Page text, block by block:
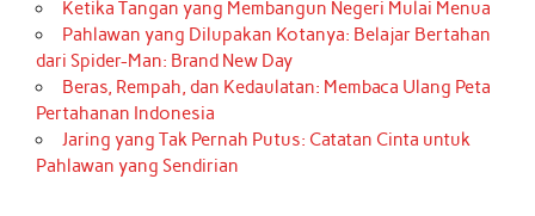
Ketika Tangan yang Membangun Negeri Mulai Menua
Pahlawan yang Dilupakan Kotanya: Belajar Bertahan
dari Spider-Man: Brand New Day
Beras, Rempah, dan Kedaulatan: Membaca Ulang Peta
Pertahanan Indonesia
Jaring yang Tak Pernah Putus: Catatan Cinta untuk
Pahlawan yang Sendirian